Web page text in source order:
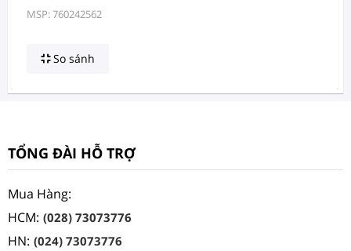
MSP: 760242562
So sánh
TỔNG ĐÀI HỖ TRỢ
Mua Hàng:
HCM: (028) 73073776
HN: (024) 73073776